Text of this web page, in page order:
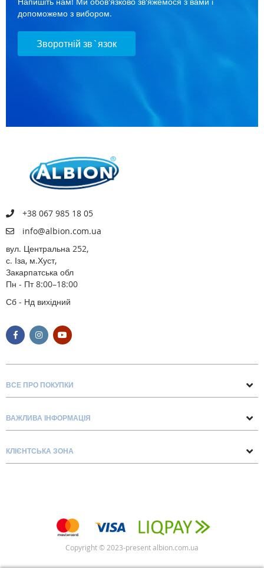
допоможемо з вибором.
Зворотній зв`язок
+38 067 985 18 05
info@albion.com.ua
вул. Центральна 252,
с. Іза, м.Хуст,
Закарпатська обл
Пн - Пт 8:00–18:00
Сб - Нд вихідний
ВСЕ ПРО ПОКУПКИ
Про нас
Блог
ВАЖЛИВА ІНФОРМАЦІЯ
Доставка та оплата
КЛІЄНТСЬКА ЗОНА
Copyright © 2023-present albion.com.ua